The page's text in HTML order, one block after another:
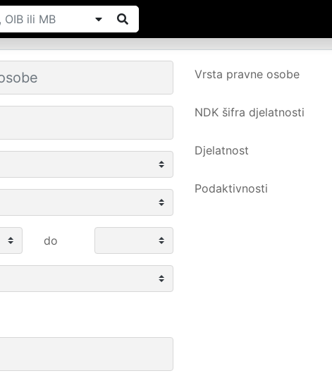
Vrsta pravne osobe
NDK šifra djelatnosti
Djelatnost
Podaktivnosti
do